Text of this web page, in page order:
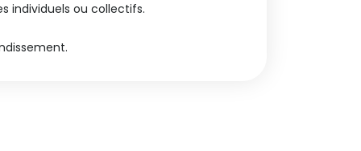
individuels ou collectifs.